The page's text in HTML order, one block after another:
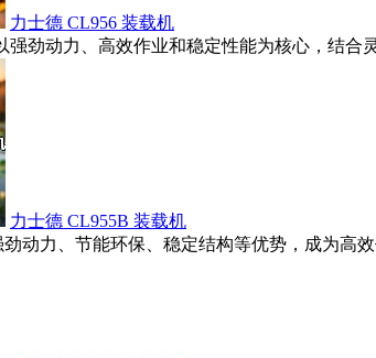
力士德 CL956 装载机
强劲动力、高效作业和稳定性能为核心，结
力士德 CL955B 装载机
动力、节能环保、稳定结构等优势，成为高